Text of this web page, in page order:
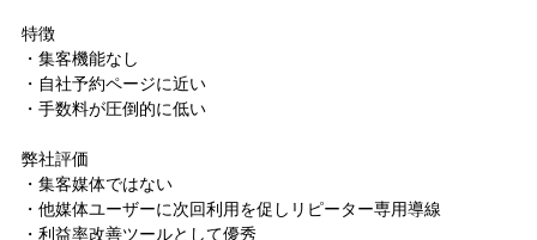
特徴
・集客機能なし
・自社予約ページに近い
・手数料が圧倒的に低い
弊社評価
・集客媒体ではない
・他媒体ユーザーに次回利用を促しリピーター専用導線
・利益率改善ツールとして優秀